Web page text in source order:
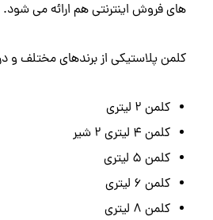
های فروش اینترنتی هم ارائه می شود.
کلمن پلاستیکی از برندهای مختلف و
کلمن 2 لیتری
کلمن 4 لیتری 2 شیر
کلمن 5 لیتری
کلمن 6 لیتری
کلمن 8 لیتری